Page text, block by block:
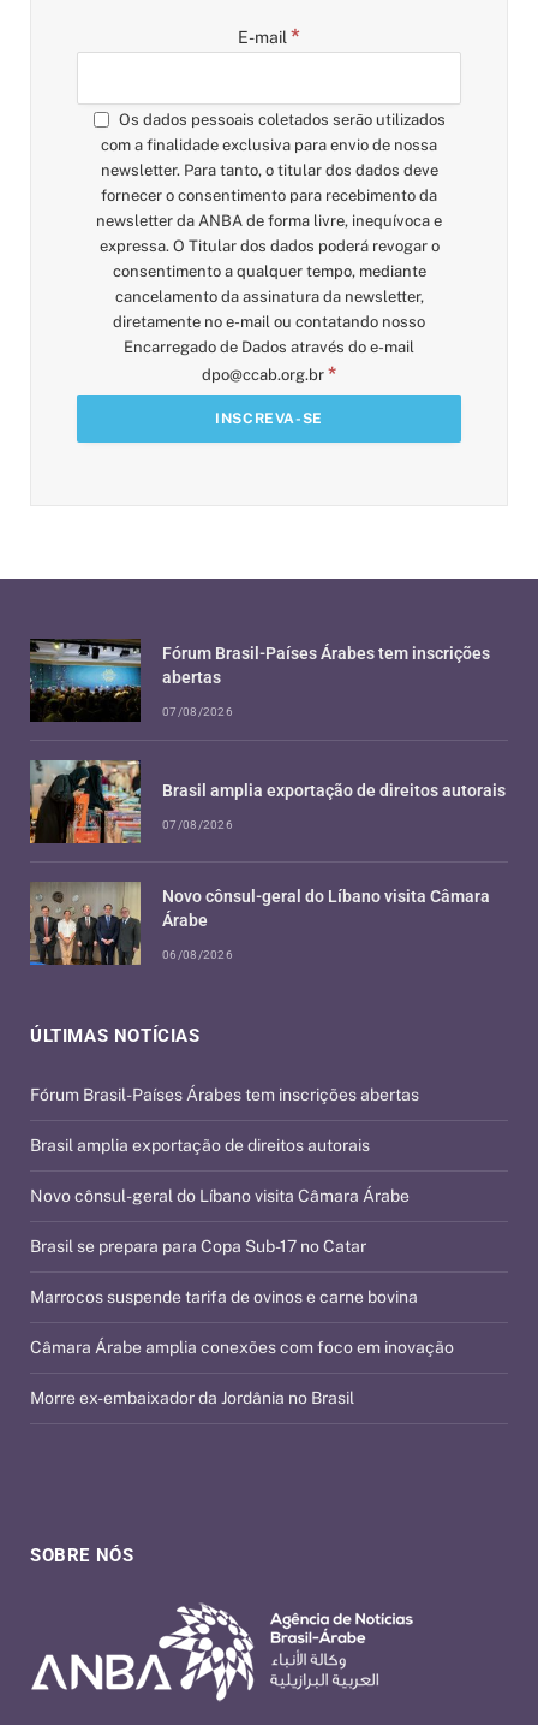
E-mail*
Os dados pessoais coletados serão utilizados
com a finalidade exclusiva para envio de nossa
newsletter. Para tanto, o titular dos dados deve
fornecer o consentimento para recebimento da
newsletter da ANBA de forma livre, inequívoca e
expressa. O Titular dos dados poderá revogar o
consentimento a qualquer tempo, mediante
cancelamento da assinatura da newsletter,
diretamente no e-mail ou contatando nosso
Encarregado de Dados através do e-mail
dpo@ccab.org.br *
SOBRE NÓS
ÚLTIMAS NOTÍCIAS
Fórum Brasil-Países Árabes tem inscrições abertas
Brasil amplia exportação de direitos autorais
Novo cônsul-geral do Líbano visita Câmara Árabe
Brasil se prepara para Copa Sub-17 no Catar
Marrocos suspende tarifa de ovinos e carne bovina
Câmara Árabe amplia conexões com foco em inovação
Morre ex-embaixador da Jordânia no Brasil
Fórum Brasil-Países Árabes tem inscrições
abertas
07/08/2026
Brasil amplia exportação de direitos autorais
07/08/2026
Novo cônsul-geral do Líbano visita Câmara
Árabe
06/08/2026